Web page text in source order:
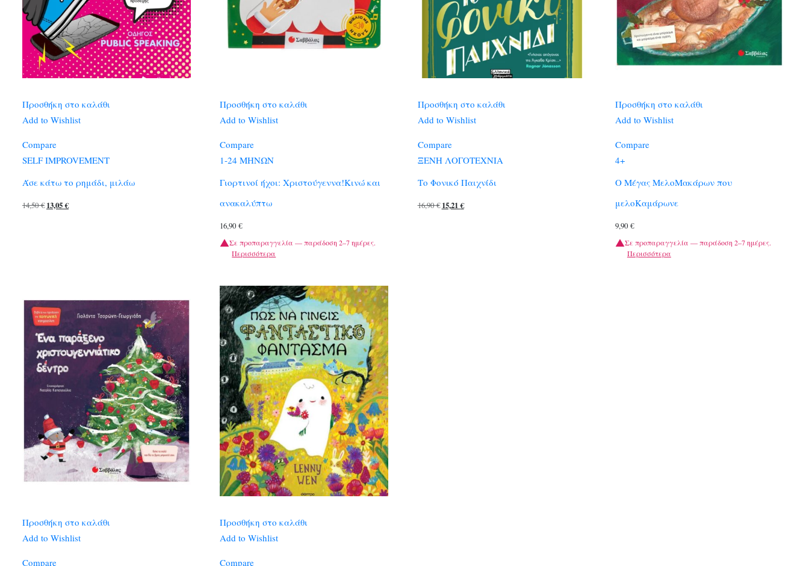
Προσθήκη στο καλάθι
Add to Wishlist
Compare
SELF IMPROVEMENT
Άσε κάτω το ρημάδι, μιλάω
14,50€ Original
13,05€Η
Προσθήκη στο καλάθι
Add to Wishlist
Compare
1-24 ΜΗΝΩΝ
Γιορτινοί ήχοι: Χριστούγεννα!Κινώ και
ανακαλύπτω
16,90€
Σε προπαραγγελία — παράδοση 2–7 ημέρες.
Περισσότερα
Προσθήκη στο καλάθι
Add to Wishlist
Compare
ΞΕΝΗ ΛΟΓΟΤΕΧΝΙΑ
Το Φονικό Παιχνίδι
16,90€ Original
15,21€Η
Προσθήκη στο καλάθι
Add to Wishlist
Compare
4+
Ο Μέγας ΜελοΜακάρων που
μελοΚαμάρωνε
9,90 €
Σε προπαραγγελία — παράδοση 2–7 ημέρες.
Περισσότερα
Προσθήκη στο καλάθι
Add to Wishlist
Compare
Προσθήκη στο καλάθι
Add to Wishlist
Compare